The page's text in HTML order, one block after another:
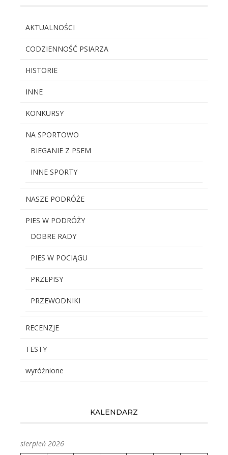
AKTUALNOŚCI
CODZIENNOŚĆ PSIARZA
HISTORIE
INNE
KONKURSY
NA SPORTOWO
BIEGANIE Z PSEM
INNE SPORTY
NASZE PODRÓŻE
PIES W PODRÓŻY
DOBRE RADY
PIES W POCIĄGU
PRZEPISY
PRZEWODNIKI
RECENZJE
TESTY
wyróżnione
KALENDARZ
sierpień 2026